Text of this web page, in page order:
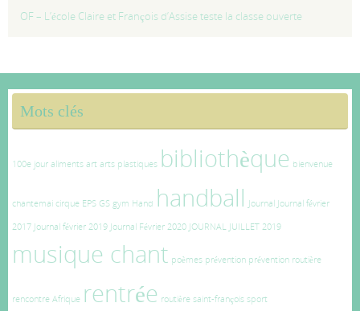
OF – L’école Claire et François d’Assise teste la classe ouverte
Mots clés
100e jour aliments art arts plastiques bibliothèque bienvenue
chantemai cirque EPS GS gym Hand handball Journal Journal février
2017 Journal février 2019 Journal Février 2020 JOURNAL JUILLET 2019
musique chant poèmes prévention prévention routière
rencontre Afrique rentrée routière saint-françois sport